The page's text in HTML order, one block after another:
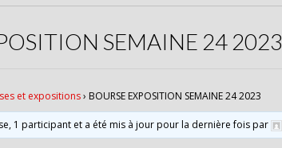
SEMAINE 24 2023
et expositions› BOURSE EXPOSITION SEMAINE 24 2023
1 participant et a été mis à jour pour la dernière fois par